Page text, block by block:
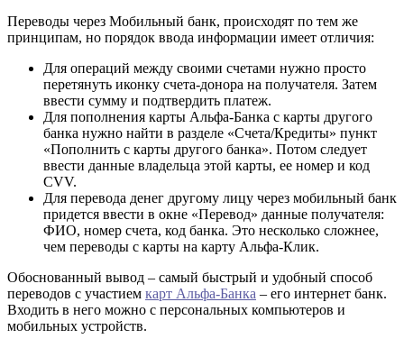
Переводы через Мобильный банк, происходят по тем же
принципам, но порядок ввода информации имеет отличия:
Для операций между своими счетами нужно просто
перетянуть иконку счета-донора на получателя. Затем
ввести сумму и подтвердить платеж.
Для пополнения карты Альфа-Банка с карты другого
банка нужно найти в разделе «Счета/Кредиты» пункт
«Пополнить с карты другого банка». Потом следует
ввести данные владельца этой карты, ее номер и код
CVV.
Для перевода денег другому лицу через мобильный банк
придется ввести в окне «Перевод» данные получателя:
ФИО, номер счета, код банка. Это несколько сложнее,
чем переводы с карты на карту Альфа-Клик.
Обоснованный вывод – самый быстрый и удобный способ
переводов с участием карт Альфа-Банка – его интернет банк.
Входить в него можно с персональных компьютеров и
мобильных устройств.